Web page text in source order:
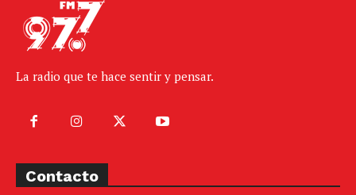
La radio que te hace sentir y pensar.
Contacto